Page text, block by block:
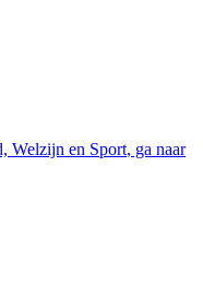
Welzijn en Sport, ga naar